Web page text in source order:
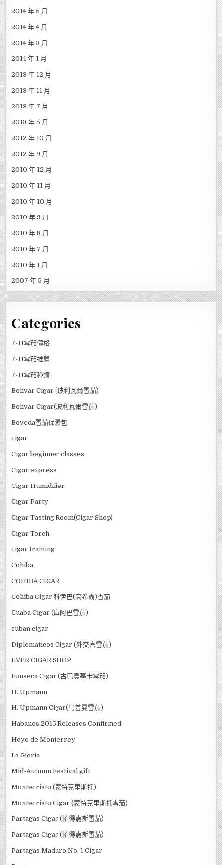
2014 年 5 月
2014 年 4 月
2014 年 3 月
2014 年 1 月
2013 年 12 月
2013 年 11 月
2013 年 7 月
2013 年 5 月
2012 年 10 月
2012 年 9 月
2010 年 12 月
2010 年 11 月
2010 年 10 月
2010 年 9 月
2010 年 8 月
2010 年 7 月
2010 年 1 月
2007 年 5 月
Categories
7-11雪茄價格
7-11雪茄推薦
7-11雪茄種類
Bolivar Cigar (玻利瓦爾雪茄)
Bolivar Cigar(玻利瓦爾雪茄)
Boveda雪茄保濕包
cigar
Cigar beginner classes
Cigar express
Cigar Humidifier
Cigar Party
Cigar Tasting Room(Cigar Shop)
Cigar Torch
cigar training
Cohiba
COHIBA CIGAR
Cohiba Cigar 科伊巴(高希霸)雪茄
Cuaba Cigar (庫阿巴雪茄)
cuban cigar
Diplomaticos Cigar (外交官雪茄)
EVER CIGAR SHOP
Fonseca Cigar (古巴豐塞卡雪茄)
H. Upmann
H. Upmann Cigar(乌普曼雪茄)
Habanos 2015 Releases Confirmed
Hoyo de Monterrey
La Gloria
Mid-Autumn Festival gift
Montecristo (蒙特克里斯托)
Montecristo Cigar (蒙特克里斯托雪茄)
Partagas Cigar (帕得嘉斯雪茄)
Partagas Cigar (帕得嘉斯雪茄)
Partagas Maduro No. 1 Cigar